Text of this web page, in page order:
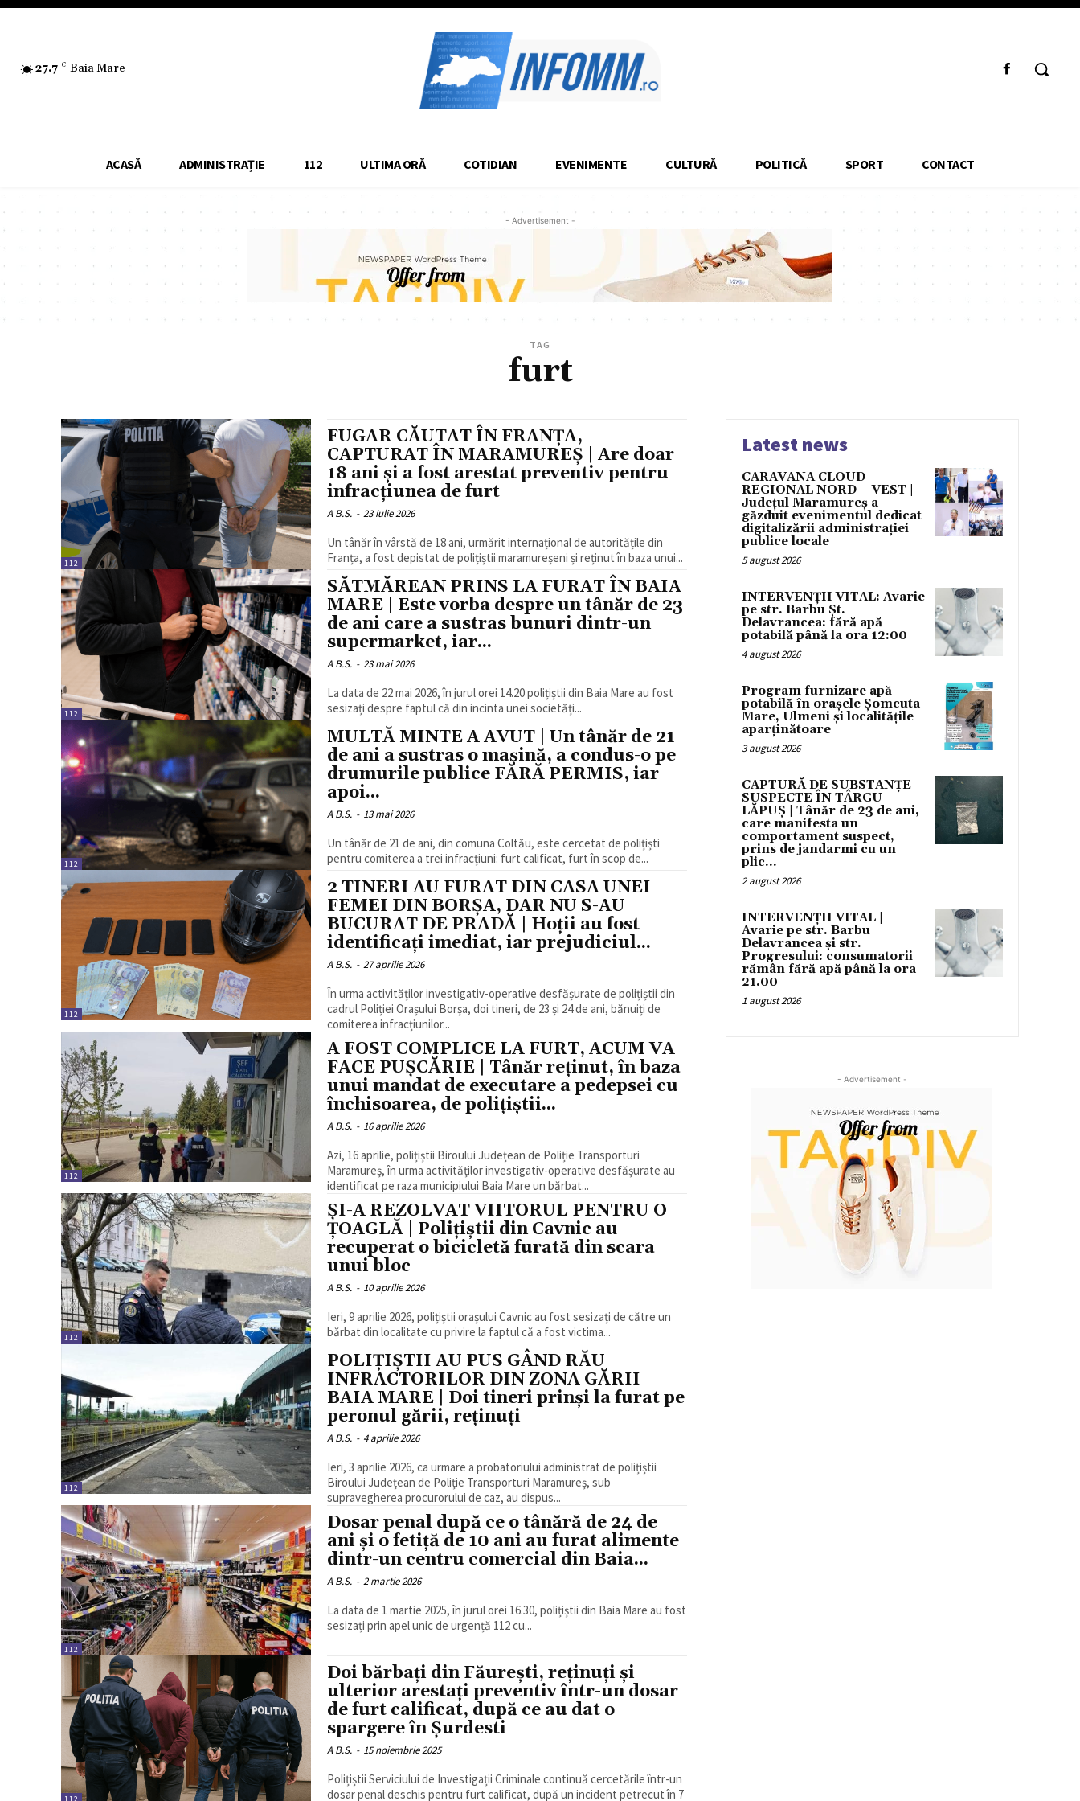
27.7 C Baia Mare
ACASĂ ADMINISTRAȚIE 112 ULTIMA ORĂ COTIDIAN EVENIMENTE CULTURĂ POLITICĂ SPORT CONTACT
- Advertisement -
TAG
furt
112
FUGAR CĂUTAT ÎN FRANȚA,
CAPTURAT ÎN MARAMUREȘ | Are doar
18 ani și a fost arestat preventiv pentru
infracțiunea de furt
A B.S. - 23 iulie 2026
Un tânăr în vârstă de 18 ani, urmărit internațional de autoritățile din
Franța, a fost depistat de polițiștii maramureșeni și reținut în baza unui...
112
SĂTMĂREAN PRINS LA FURAT ÎN BAIA
MARE | Este vorba despre un tânăr de 23
de ani care a sustras bunuri dintr-un
supermarket, iar...
A B.S. - 23 mai 2026
La data de 22 mai 2026, în jurul orei 14.20 polițiștii din Baia Mare au fost
sesizați despre faptul că din incinta unei societăți...
112
MULTĂ MINTE A AVUT | Un tânăr de 21
de ani a sustras o mașină, a condus-o pe
drumurile publice FĂRĂ PERMIS, iar
apoi...
A B.S. - 13 mai 2026
Un tânăr de 21 de ani, din comuna Coltău, este cercetat de polițiști
pentru comiterea a trei infracțiuni: furt calificat, furt în scop de...
112
2 TINERI AU FURAT DIN CASA UNEI
FEMEI DIN BORȘA, DAR NU S-AU
BUCURAT DE PRADĂ | Hoții au fost
identificați imediat, iar prejudiciul...
A B.S. - 27 aprilie 2026
În urma activităților investigativ-operative desfășurate de polițiștii din
cadrul Poliției Orașului Borșa, doi tineri, de 23 și 24 de ani, bănuiți de
comiterea infracțiunilor...
112
A FOST COMPLICE LA FURT, ACUM VA
FACE PUȘCĂRIE | Tânăr reținut, în baza
unui mandat de executare a pedepsei cu
închisoarea, de polițiștii...
A B.S. - 16 aprilie 2026
Azi, 16 aprilie, polițiștii Biroului Județean de Poliție Transporturi
Maramureș, în urma activităților investigativ-operative desfășurate au
identificat pe raza municipiului Baia Mare un bărbat...
112
ȘI-A REZOLVAT VIITORUL PENTRU O
ȚOAGLĂ | Polițiștii din Cavnic au
recuperat o bicicletă furată din scara
unui bloc
A B.S. - 10 aprilie 2026
Ieri, 9 aprilie 2026, polițiștii orașului Cavnic au fost sesizați de către un
bărbat din localitate cu privire la faptul că a fost victima...
112
POLIȚIȘTII AU PUS GÂND RĂU
INFRACTORILOR DIN ZONA GĂRII
BAIA MARE | Doi tineri prinși la furat pe
peronul gării, reținuți
A B.S. - 4 aprilie 2026
Ieri, 3 aprilie 2026, ca urmare a probatoriului administrat de polițiștii
Biroului Județean de Poliție Transporturi Maramureș, sub
supravegherea procurorului de caz, au dispus...
112
Dosar penal după ce o tânără de 24 de
ani și o fetiță de 10 ani au furat alimente
dintr-un centru comercial din Baia...
A B.S. - 2 martie 2026
La data de 1 martie 2025, în jurul orei 16.30, polițiștii din Baia Mare au fost
sesizați prin apel unic de urgență 112 cu...
Doi bărbați din Făurești, reținuți și
ulterior arestați preventiv într-un dosar
de furt calificat, după ce au dat o
spargere în Șurdesti
A B.S. - 15 noiembrie 2025
Polițiștii Serviciului de Investigații Criminale continuă cercetările într-un
dosar penal deschis pentru furt calificat, după un incident petrecut în 7
Latest news
CARAVANA CLOUD
REGIONAL NORD – VEST |
Județul Maramureș a
găzduit evenimentul dedicat
digitalizării administrației
publice locale
5 august 2026
INTERVENȚII VITAL: Avarie
pe str. Barbu Șt.
Delavrancea: fără apă
potabilă până la ora 12:00
4 august 2026
Program furnizare apă
potabilă în orașele Șomcuta
Mare, Ulmeni și localitățile
aparținătoare
3 august 2026
CAPTURĂ DE SUBSTANȚE
SUSPECTE ÎN TÂRGU
LĂPUȘ | Tânăr de 23 de ani,
care manifesta un
comportament suspect,
prins de jandarmi cu un
plic...
2 august 2026
INTERVENȚII VITAL |
Avarie pe str. Barbu
Delavrancea și str.
Progresului: consumatorii
rămân fără apă până la ora
21.00
1 august 2026
- Advertisement -